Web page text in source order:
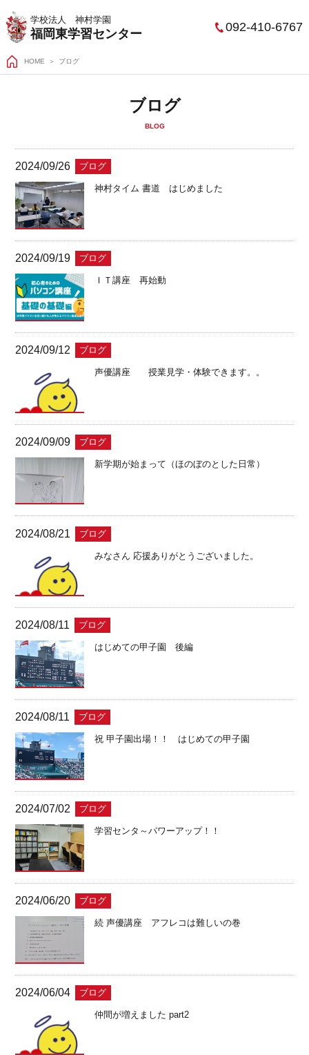
学校法人 神村学園
福岡東学習センター 092-410-6767
HOME ブログ
ブログ
BLOG
2024/09/26 ブログ
神村タイム 書道 はじめました
2024/09/19 ブログ
ＩＴ講座 再始動
2024/09/12 ブログ
声優講座 授業見学・体験できます。。
2024/09/09 ブログ
新学期が始まって（ほのぼのとした日常）
2024/08/21 ブログ
みなさん 応援ありがとうございました。
2024/08/11 ブログ
はじめての甲子園 後編
2024/08/11 ブログ
祝 甲子園出場！！ はじめての甲子園
2024/07/02 ブログ
学習センタ～パワーアップ！！
2024/06/20 ブログ
続 声優講座 アフレコは難しいの巻
2024/06/04 ブログ
仲間が増えました part2